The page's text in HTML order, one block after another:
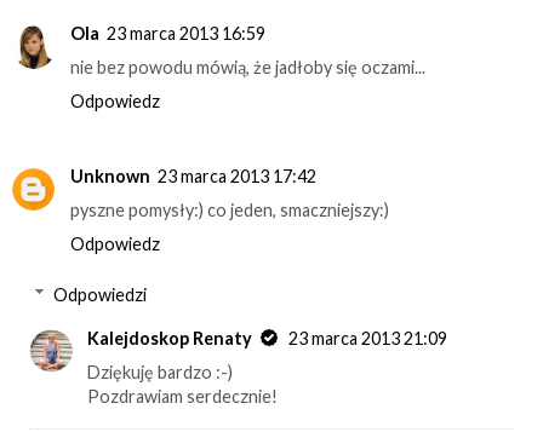
Ola 23 marca 2013 16:59
nie bez powodu mówią, że jadłoby się oczami...
Odpowiedz
Unknown 23 marca 2013 17:42
pyszne pomysły:) co jeden, smaczniejszy:)
Odpowiedz
Odpowiedzi
Kalejdoskop Renaty
23 marca 2013 21:09
Dziękuję bardzo :-)
Pozdrawiam serdecznie!